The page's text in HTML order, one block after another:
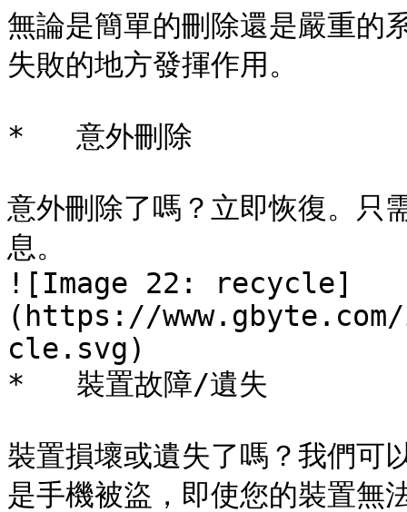
無論是簡單的刪除還是嚴重的
失敗的地方發揮作用。
*   意外刪除
意外刪除了嗎？立即恢復。只
息。
![Image 22: recycle]
(https://
cle.svg)
*   裝置故障/遺失
裝置損壞或遺失了嗎？我們可
是手機被盜，即使您的裝置